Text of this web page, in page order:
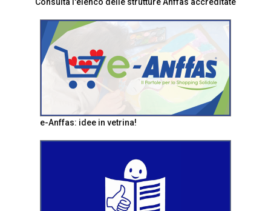
e-Anffas: idee in vetrina!